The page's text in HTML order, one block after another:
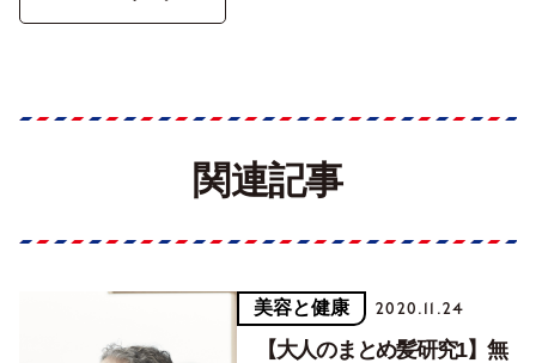
関連記事
美容と健康 2020.11.24
【大人のまとめ髪研究1】無